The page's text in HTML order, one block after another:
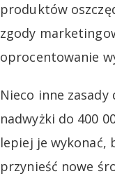
produktów
zgody
oprocentowanie
Nieco inne zasady
nadwyżki do 400
lepiej je wykonać,
przynieść nowe